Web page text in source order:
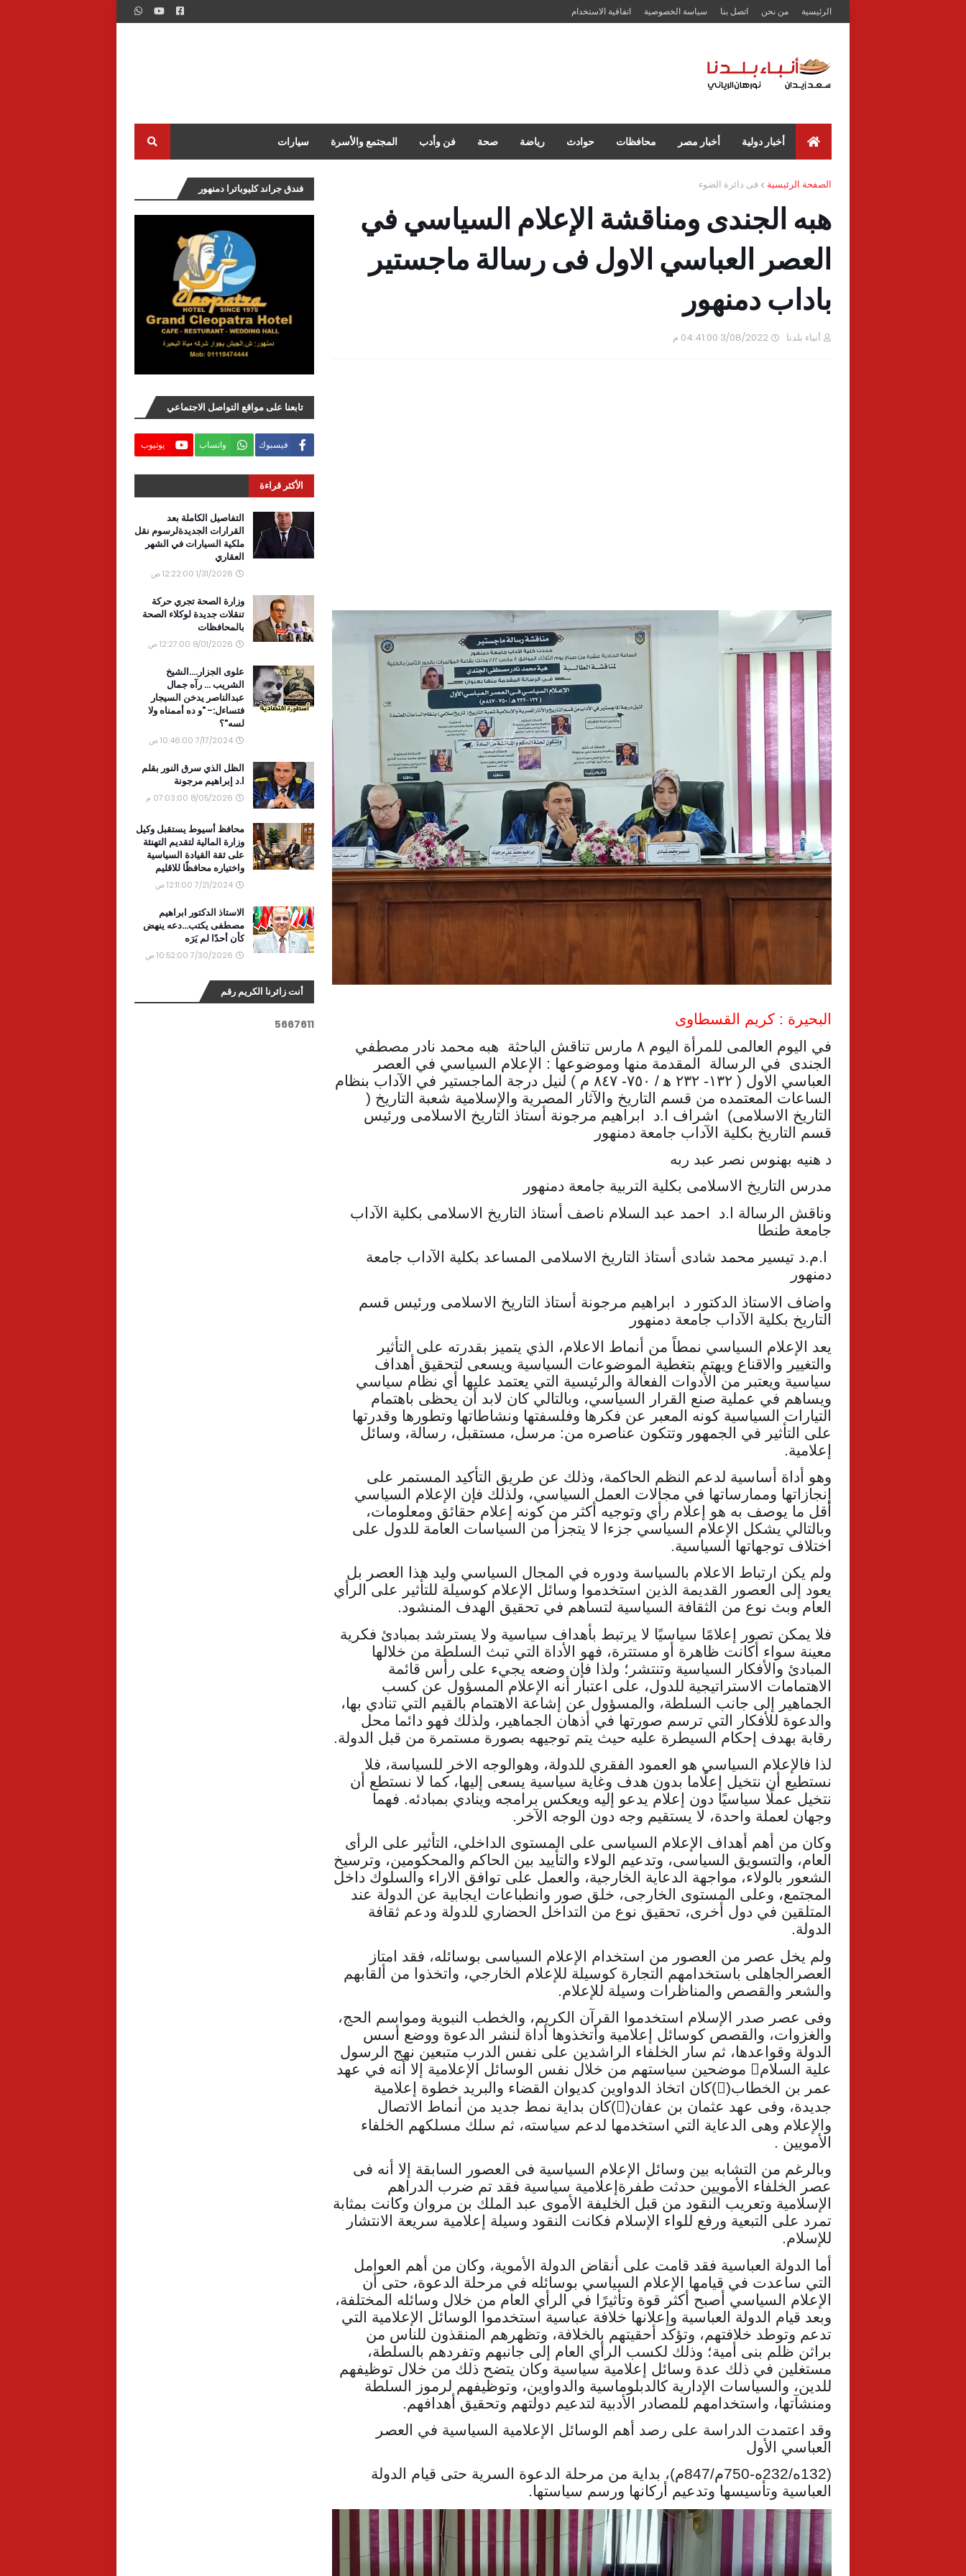
الرئيسية من نحن اتصل بنا سياسة الخصوصية اتفاقية الاستخدام
أخبار دولية أخبار مصر محافظات حوادث رياضة صحة فن وأدب المجتمع والأسرة سيارات
الصفحة الرئيسية فى دائرة الضوء
هبه الجندى ومناقشة الإعلام السياسي في
العصر العباسي الاول فى رسالة ماجستير
باداب دمنهور
أنباء بلدنا 3/08/2022 04:41:00 م
البحيرة : كريم القسطاوى
في اليوم العالمى للمرأة اليوم ٨ مارس تناقش الباحثة هبه محمد نادر مصطفي
الجندى في الرسالة المقدمة منها وموضوعها : الإعلام السياسي في العصر
العباسي الاول ( ١٣٢- ٢٣٢ ه‍ / ٧٥٠- ٨٤٧ م ) لنيل درجة الماجستير في الآداب بنظام
الساعات المعتمده من قسم التاريخ والآثار المصرية والإسلامية شعبة التاريخ (
التاريخ الاسلامى) اشراف ا.د ابراهيم مرجونة أستاذ التاريخ الاسلامى ورئيس
قسم التاريخ بكلية الآداب جامعة دمنهور
د هنيه بهنوس نصر عبد ربه
مدرس التاريخ الاسلامى بكلية التربية جامعة دمنهور
وناقش الرسالة ا.د احمد عبد السلام ناصف أستاذ التاريخ الاسلامى بكلية الآداب
جامعة طنطا
ا.م.د تيسير محمد شادى أستاذ التاريخ الاسلامى المساعد بكلية الآداب جامعة
دمنهور
واضاف الاستاذ الدكتور د ابراهيم مرجونة أستاذ التاريخ الاسلامى ورئيس قسم
التاريخ بكلية الآداب جامعة دمنهور
يعد الإعلام السياسي نمطاً من أنماط الاعلام، الذي يتميز بقدرته على التأثير
والتغيير والاقناع ويهتم بتغطية الموضوعات السياسية ويسعى لتحقيق أهداف
سياسية ويعتبر من الأدوات الفعالة والرئيسية التي يعتمد عليها أي نظام سياسي
ويساهم في عملية صنع القرار السياسي، وبالتالي كان لابد أن يحظى باهتمام
التيارات السياسية كونه المعبر عن فكرها وفلسفتها ونشاطاتها وتطورها وقدرتها
على التأثير في الجمهور وتتكون عناصره من: مرسل، مستقبل، رسالة، وسائل
إعلامية.
وهو أداة أساسية لدعم النظم الحاكمة، وذلك عن طريق التأكيد المستمر على
إنجازاتها وممارساتها في مجالات العمل السياسي، ولذلك فإن الإعلام السياسي
أقل ما يوصف به هو إعلام رأي وتوجيه أكثر من كونه إعلام حقائق ومعلومات،
وبالتالي يشكل الإعلام السياسي جزءا لا يتجزأ من السياسات العامة للدول على
اختلاف توجهاتها السياسية.
ولم يكن ارتباط الاعلام بالسياسة ودوره في المجال السياسي وليد هذا العصر بل
يعود إلى العصور القديمة الذين استخدموا وسائل الإعلام كوسيلة للتأثير على الرأي
العام وبث نوع من الثقافة السياسية لتساهم في تحقيق الهدف المنشود.
فلا يمكن تصور إعلامًا سياسيًا لا يرتبط بأهداف سياسية ولا يسترشد بمبادئ فكرية
معينة سواء أكانت ظاهرة أو مستترة، فهو الأداة التي تبث السلطة من خلالها
المبادئ والأفكار السياسية وتنتشر؛ ولذا فإن وضعه يجيء على رأس قائمة
الاهتمامات الاستراتيجية للدول، على اعتبار أنه الإعلام المسؤول عن كسب
الجماهير إلى جانب السلطة، والمسؤول عن إشاعة الاهتمام بالقيم التي تنادي بها،
والدعوة للأفكار التي ترسم صورتها في أذهان الجماهير، ولذلك فهو دائما محل
رقابة بهدف إحكام السيطرة عليه حيث يتم توجيهه بصورة مستمرة من قبل الدولة.
لذا فالإعلام السياسي هو العمود الفقري للدولة، وهوالوجه الاخر للسياسة، فلا
نستطيع أن نتخيل إعلًاما بدون هدف وغاية سياسية يسعى إليها، كما لا نستطع أن
نتخيل عملًا سياسيًا دون إعلام يدعو إليه ويعكس برامجه وينادي بمبادئه. فهما
وجهان لعملة واحدة، لا يستقيم وجه دون الوجه الآخر.
وكان من أهم أهداف الإعلام السياسى على المستوى الداخلي، التأثير على الرأى
العام، والتسويق السياسى، وتدعيم الولاء والتأييد بين الحاكم والمحكومين، وترسيخ
الشعور بالولاء، مواجهة الدعاية الخارجية، والعمل على توافق الاراء والسلوك داخل
المجتمع، وعلى المستوى الخارجى، خلق صور وانطباعات ايجابية عن الدولة عند
المتلقين في دول أخرى، تحقيق نوع من التداخل الحضاري للدولة ودعم ثقافة
الدولة.
ولم يخل عصر من العصور من استخدام الإعلام السياسى بوسائله، فقد امتاز
العصرالجاهلى باستخدامهم التجارة كوسيلة للإعلام الخارجي، واتخذوا من ألقابهم
والشعر والقصص والمناظرات وسيلة للإعلام.
وفى عصر صدر الإسلام استخدموا القرآن الكريم، والخطب النبوية ومواسم الحج،
والغزوات، والقصص كوسائل إعلامية وأتخذوها أداة لنشر الدعوة ووضع أسس
الدولة وقواعدها، ثم سار الخلفاء الراشدين على نفس الدرب متبعين نهج الرسول
علية السلام موضحين سياستهم من خلال نفس الوسائل الإعلامية إلا أنه في عهد
عمر بن الخطاب()كان اتخاذ الدواوين كديوان القضاء والبريد خطوة إعلامية
جديدة، وفى عهد عثمان بن عفان()كان بداية نمط جديد من أنماط الاتصال
والإعلام وهى الدعاية التي استخدمها لدعم سياسته، ثم سلك مسلكهم الخلفاء
الأمويين .
وبالرغم من التشابه بين وسائل الإعلام السياسية فى العصور السابقة إلا أنه فى
عصر الخلفاء الأمويين حدثت طفرةإعلامية سياسية فقد تم ضرب الدراهم
الإسلامية وتعريب النقود من قبل الخليفة الأموى عبد الملك بن مروان وكانت بمثابة
تمرد على التبعية ورفع للواء الإسلام فكانت النقود وسيلة إعلامية سريعة الانتشار
للإسلام.
أما الدولة العباسية فقد قامت على أنقاض الدولة الأموية، وكان من أهم العوامل
التي ساعدت في قيامها الإعلام السياسي بوسائله في مرحلة الدعوة، حتى أن
الإعلام السياسي أصبح أكثر قوة وتأثيرًا في الرأي العام من خلال وسائله المختلفة،
وبعد قيام الدولة العباسية وإعلانها خلافة عباسية استخدموا الوسائل الإعلامية التي
تدعم وتوطد خلافتهم، وتؤكد أحقيتهم بالخلافة، وتظهرهم المنقذون للناس من
براثن ظلم بنى أمية؛ وذلك لكسب الرأي العام إلى جانبهم وتفردهم بالسلطة،
مستغلين في ذلك عدة وسائل إعلامية سياسية وكان يتضح ذلك من خلال توظيفهم
للدين، والسياسات الإدارية كالدبلوماسية والدواوين، وتوظيفهم لرموز السلطة
ومنشآتها، واستخدامهم للمصادر الأدبية لتدعيم دولتهم وتحقيق أهدافهم.
وقد اعتمدت الدراسة على رصد أهم الوسائل الإعلامية السياسية في العصر
العباسي الأول
(132ه/232ه-750م/847م)، بداية من مرحلة الدعوة السرية حتى قيام الدولة
العباسية وتأسيسها وتدعيم أركانها ورسم سياستها.
فندق جراند كليوباترا دمنهور
تابعنا على مواقع التواصل الاجتماعي
فيسبوك واتساب يوتيوب
الأكثر قراءة
التفاصيل الكاملة بعد
القرارات الجديدةلرسوم نقل
ملكية السيارات في الشهر
العقاري
1/31/2026 12:22:00 ص
وزارة الصحة تجري حركة
تنقلات جديدة لوكلاء الصحة
بالمحافظات
8/01/2026 12:27:00 ص
علوى الجزار....الشيخ
الشريب ... رآه جمال
عبدالناصر يدخن السيجار
فتساءل:- "و ده أممناه ولا
لسه"؟
7/17/2024 10:46:00 ص
الظل الذي سرق النور بقلم
ا.د إبراهيم مرجونة
8/05/2026 07:03:00 م
محافظ أسيوط يستقبل وكيل
وزارة المالية لتقديم التهنئة
على ثقة القيادة السياسية
واختياره محافظًا للاقليم
7/21/2024 12:11:00 ص
الاستاذ الدكتور ابراهيم
مصطفى يكتب...دعه ينهض
كأن أحدًا لم يَرَه
7/30/2026 10:52:00 ص
أنت زائرنا الكريم رقم
5667611